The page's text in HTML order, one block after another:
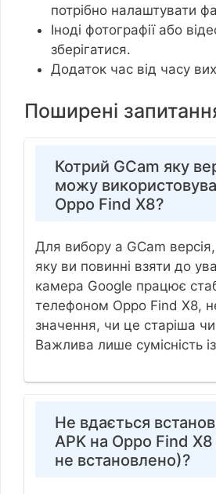
потрібно налаштувати
Іноді фотографії або
зберігатися.
Додаток час від часу
Поширені
Котрий GCam яку
можу
Oppo Find X8?
Для вибору a GCam
яку ви повинні взяти до
камера Google працює
телефоном Oppo Find X8,
значення, чи це старіша
Важлива лише сумісність
Не вдається
APK на Oppo Find
не встановлено)?